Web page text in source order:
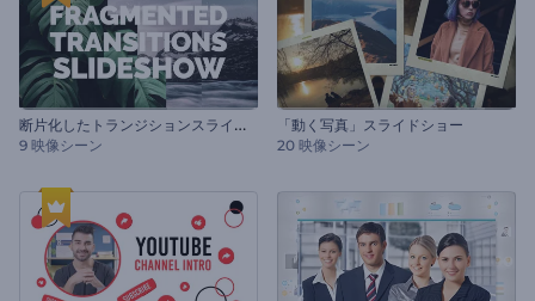
断
片化したトランジションスライドショー
9 映像シーン
「動く写真」スライドショー
20 映像シーン